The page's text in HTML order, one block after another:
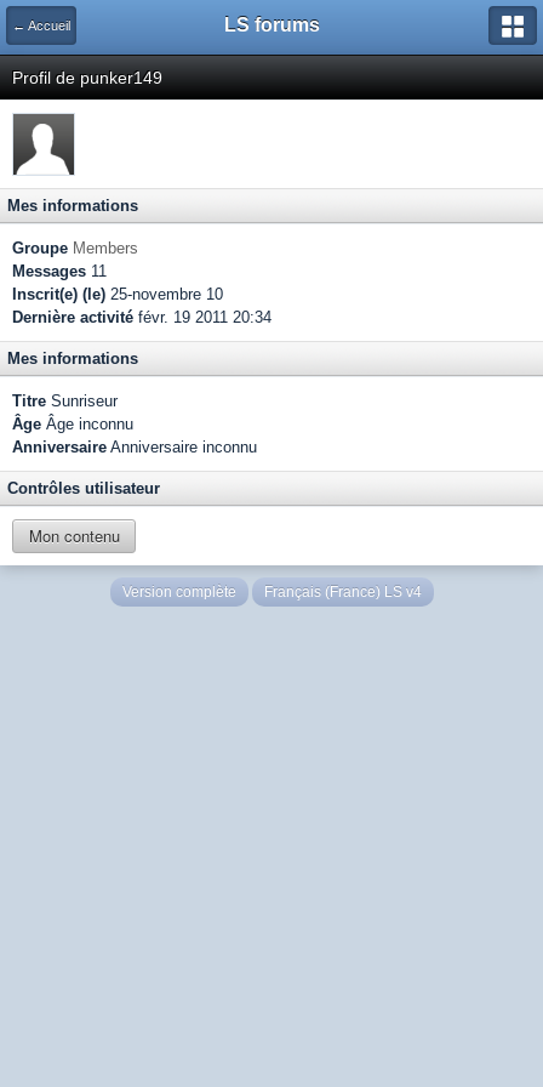
← Accueil LS forums
Profil de punker149
Mes informations
Groupe Members
Messages 11
Inscrit(e) (le) 25-novembre 10
Dernière activité févr. 19 2011 20:34
Mes informations
Titre Sunriseur
Âge Âge inconnu
Anniversaire Anniversaire inconnu
Contrôles utilisateur
Mon contenu
Version complète Français (France) LS v4